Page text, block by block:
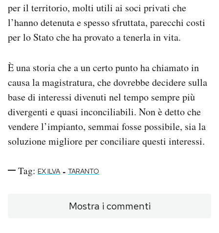
per il territorio, molti utili ai soci privati che
l’hanno detenuta e spesso sfruttata, parecchi costi
per lo Stato che ha provato a tenerla in vita.
È una storia che a un certo punto ha chiamato in
causa la magistratura, che dovrebbe decidere sulla
base di interessi divenuti nel tempo sempre più
divergenti e quasi inconciliabili. Non è detto che
vendere l’impianto, semmai fosse possibile, sia la
soluzione migliore per conciliare questi interessi.
Tag: EX ILVA - TARANTO
Mostra i commenti